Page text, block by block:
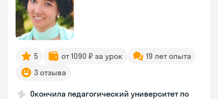
5 от 1090 ₽ за урок
19 лет опыта
3 отзыва
Окончила педагогический университет по